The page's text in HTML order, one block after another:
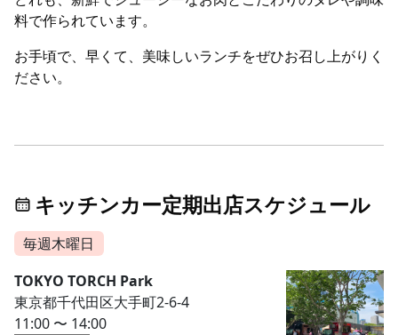
料で作られています。
お手頃で、早くて、美味しいランチをぜひお召し上がりく
ださい。
キッチンカー定期出店スケジュール
毎週木曜日
TOKYO TORCH Park
東京都千代田区大手町2-6-4
11:00 〜 14:00